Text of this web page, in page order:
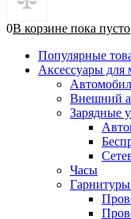
0В корзине пока пусто
Популярные
Аксессуары для
Внешний
Зарядные
Часы